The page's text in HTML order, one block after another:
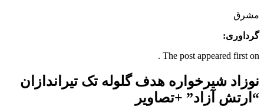
مشرق
گرداوری:
The post appeared first on .
نوزاد شیرخواره هدف گلوله تک تیراندازان
“ارتش آزاد” +تصاویر